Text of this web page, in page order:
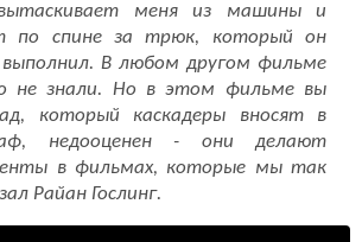
меня из машины и
по спине за трюк, который он
В любом другом фильме
не знали. Но в этом фильме вы
который каскадеры вносят в
недооценен - они делают
в фильмах, которые мы так
Райан Гослинг.